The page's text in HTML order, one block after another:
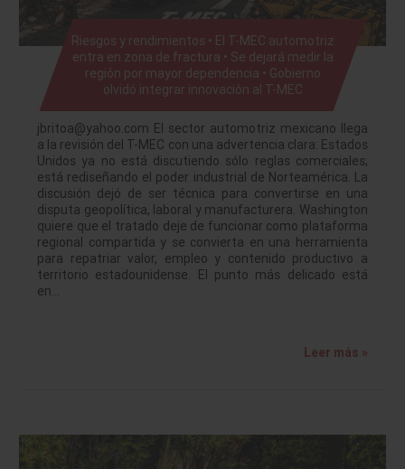
Riesgos y rendimientos • El T-MEC automotriz
entra en zona de fractura • Se dejará medir la
región por mayor dependencia • Gobierno
olvidó integrar innovación al T-MEC
jbritoa@yahoo.com El sector automotriz mexicano llega
a la revisión del T-MEC con una advertencia clara: Estados
Unidos ya no está discutiendo sólo reglas comerciales;
está rediseñando el poder industrial de Norteamérica. La
discusión dejó de ser técnica para convertirse en una
disputa geopolítica, laboral y manufacturera. Washington
quiere que el tratado deje de funcionar como plataforma
regional compartida y se convierta en una herramienta
para repatriar valor, empleo y contenido productivo a
territorio estadounidense. El punto más delicado está
en…
Leer más »